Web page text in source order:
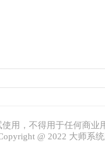
用，不得用于任何商业
@ 2022 大师系